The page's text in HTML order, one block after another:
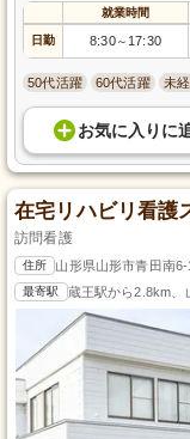
就業時間
日勤 8:30～ 17:30
50代活躍 60代活躍 未
お気に入り に
在宅リハビリ看護
訪問看護
住所 山形県山形市青田南
最寄駅 蔵王駅から2.8km、